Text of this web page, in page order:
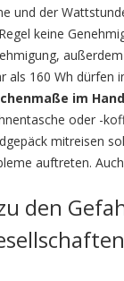
und der
keine
als 160 Wh dürfen
im
oder -
mitreisen
auftreten.
den